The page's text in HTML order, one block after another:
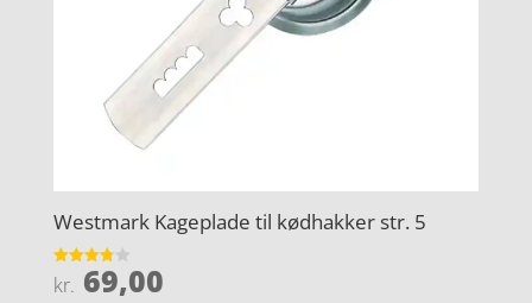
Westmark Kageplade til kødhakker str. 5
Vurderet
3.8
kr. 69,00